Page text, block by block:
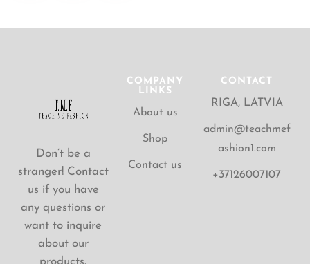
Don’t be a
stranger! Contact
us if you have
any questions or
want to inquire
about our
COMPANY
LINKS
About us
Shop
Contact us
CONTACT
RIGA, LATVIA
admin@teachmef
ashion1.com
+37126007107